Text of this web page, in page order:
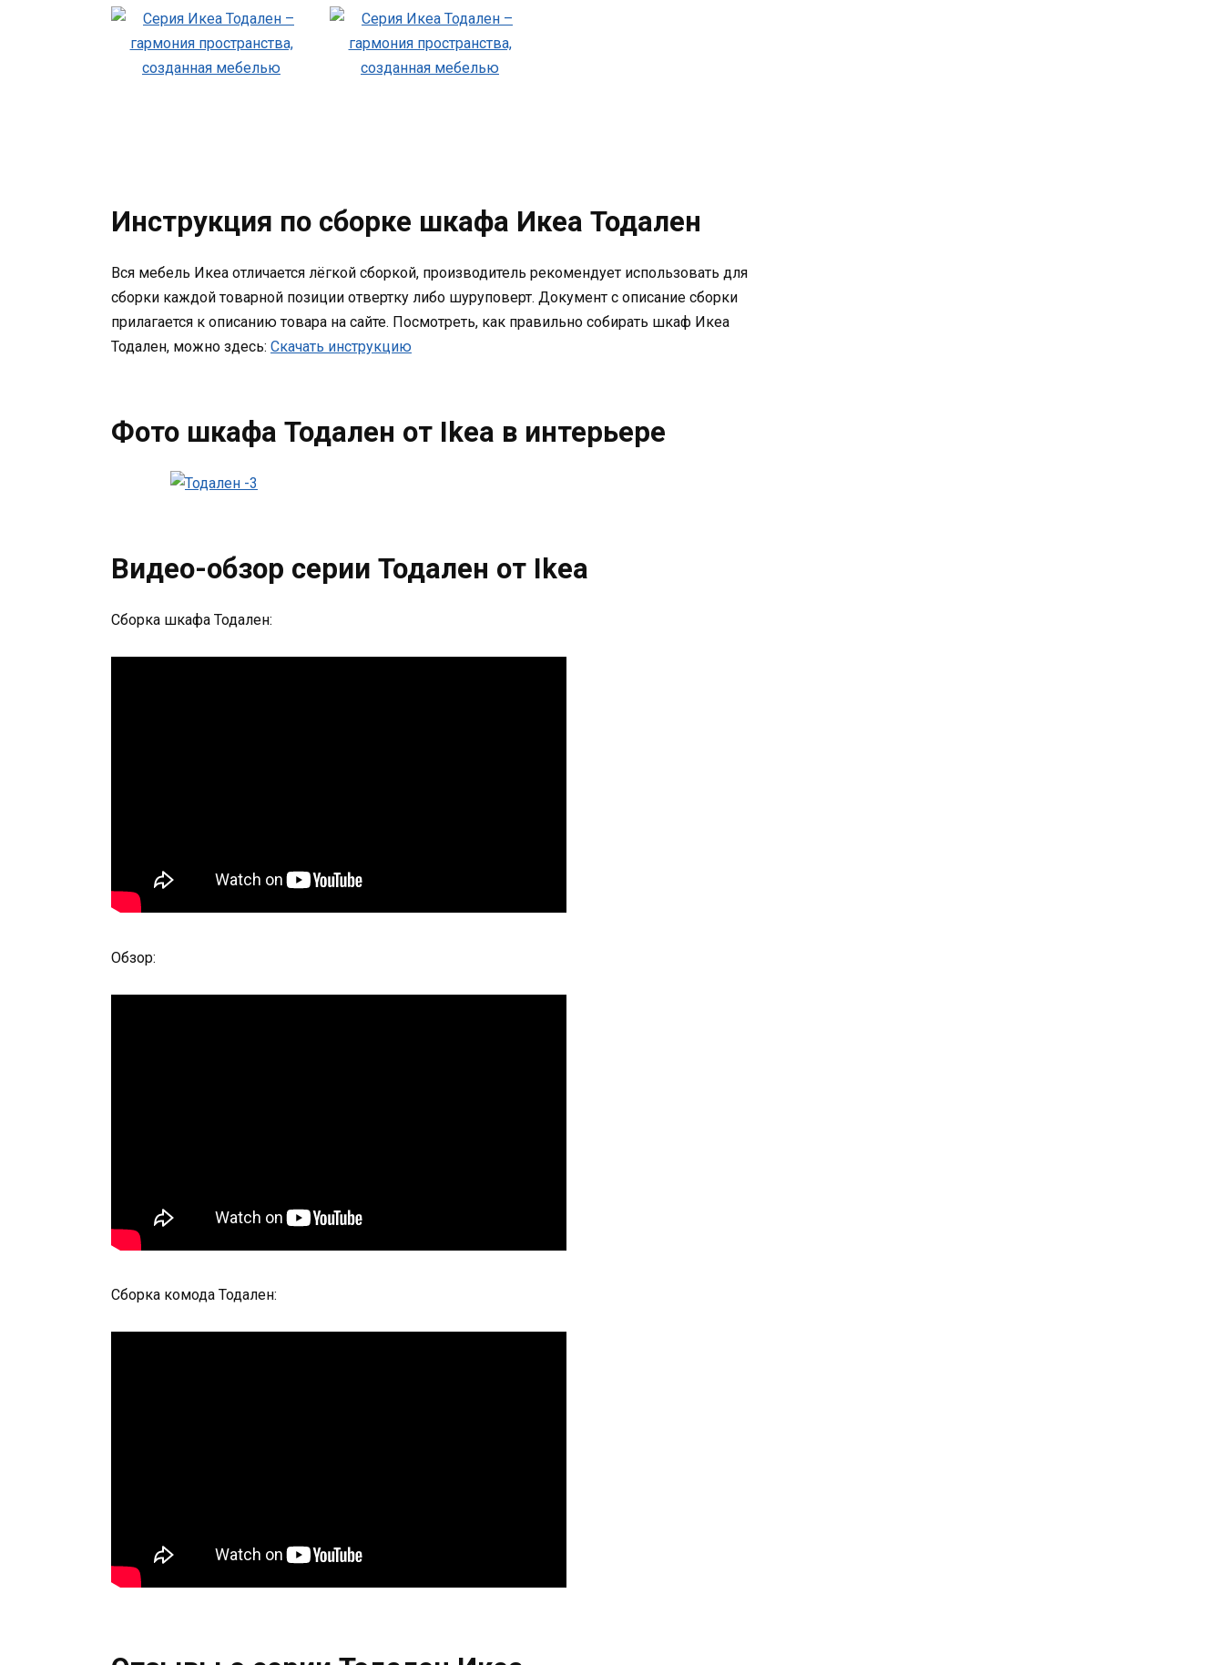
Инструкция по сборке шкафа Икеа Тодален
Вся мебель Икеа отличается лёгкой сборкой, производитель рекомендует использовать для
сборки каждой товарной позиции отвертку либо шуруповерт. Документ с описание сборки
прилагается к описанию товара на сайте. Посмотреть, как правильно собирать шкаф Икеа
Тодален, можно здесь: Скачать инструкцию
Фото шкафа Тодален от Ikea в интерьере
Видео-обзор серии Тодален от Ikea
Сборка шкафа Тодален:
Обзор:
Сборка комода Тодален: